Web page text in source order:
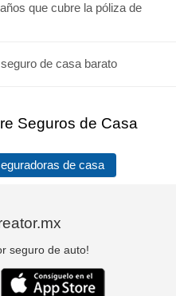
que cubre la póliza de
de casa barato
Seguros de Casa
de casa
seguro de auto!